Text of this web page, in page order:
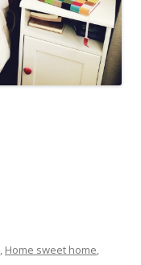
, Home sweet home,